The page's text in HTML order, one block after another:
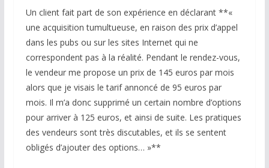
Un client fait part de son expérience en déclarant **«
une acquisition tumultueuse, en raison des prix d’appel
dans les pubs ou sur les sites Internet qui ne
correspondent pas à la réalité. Pendant le rendez-vous,
le vendeur me propose un prix de 145 euros par mois
alors que je visais le tarif annoncé de 95 euros par
mois. Il m’a donc supprimé un certain nombre d’options
pour arriver à 125 euros, et ainsi de suite. Les pratiques
des vendeurs sont très discutables, et ils se sentent
obligés d’ajouter des options… »**